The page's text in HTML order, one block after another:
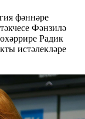
фәннәре
Фәнзилә
Радик
истәлекләре